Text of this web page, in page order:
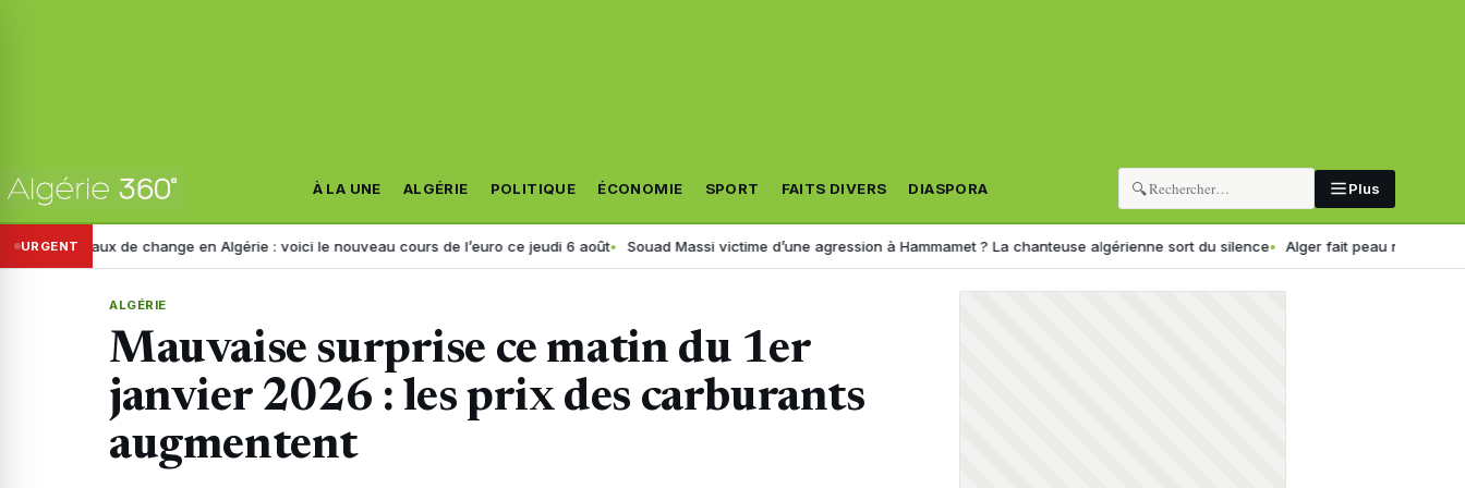
À LA UNE ALGÉRIE POLITIQUE ÉCONOMIE SPORT FAITS DIVERS DIASPORA 🔍 Plus
URGENT
de change en Algérie : voici le nouveau cours de l’euro ce jeudi 6 août Souad Massi victime d’une agression à Hammamet ? La chanteuse algérienne sort du silence Alger fait peau neuve : la capitale
ALGÉRIE
Mauvaise surprise ce matin du 1er
janvier 2026 : les prix des carburants
augmentent